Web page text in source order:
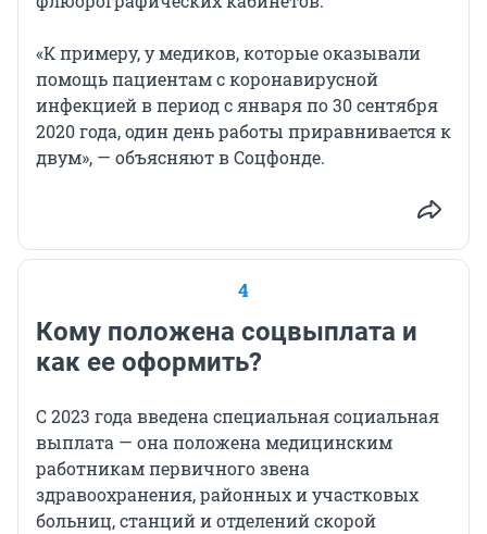
«К примеру, у медиков, которые оказывали
помощь пациентам с коронавирусной
инфекцией в период с января по 30 сентября
2020 года, один день работы приравнивается к
двум», — объясняют в Соцфонде.
4
Кому положена соцвыплата и
как ее оформить?
С 2023 года введена специальная социальная
выплата — она положена медицинским
работникам первичного звена
здравоохранения, районных и участковых
больниц, станций и отделений скорой